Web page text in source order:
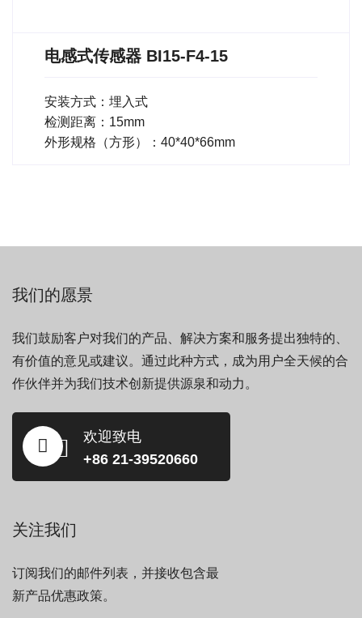
电感式传感器 BI15-F4-15
安装方式：埋入式
检测距离：15mm
外形规格（方形）：40*40*66mm
我们的愿景
我们鼓励客户对我们的产品、解决方案和服务提出独特的、
有价值的意见或建议。通过此种方式，成为用户全天候的合
作伙伴并为我们技术创新提供源泉和动力。
欢迎致电
+86 21-39520660
关注我们
订阅我们的邮件列表，并接收包含最
新产品优惠政策。